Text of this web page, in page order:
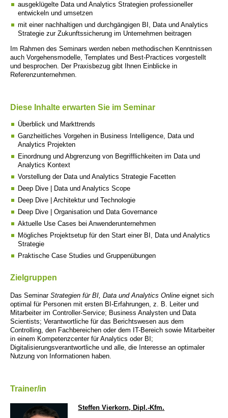
ausgeklügelte Data und Analytics Strategien professioneller
entwickeln und umsetzen
mit einer nachhaltigen und durchgängigen BI, Data und Analytics
Strategie zur Zukunftssicherung im Unternehmen beitragen
Im Rahmen des Seminars werden neben methodischen Kenntnissen
auch Vorgehensmodelle, Templates und Best-Practices vorgestellt
und besprochen. Der Praxisbezug gibt Ihnen Einblicke in
Referenzunternehmen.
Diese Inhalte erwarten Sie im Seminar
Überblick und Markttrends
Ganzheitliches Vorgehen in Business Intelligence, Data und
Analytics Projekten
Einordnung und Abgrenzung von Begrifflichkeiten im Data und
Analytics Kontext
Vorstellung der Data und Analytics Strategie Facetten
Deep Dive | Data und Analytics Scope
Deep Dive | Architektur und Technologie
Deep Dive | Organisation und Data Governance
Aktuelle Use Cases bei Anwenderunternehmen
Mögliches Projektsetup für den Start einer BI, Data und Analytics
Strategie
Praktische Case Studies und Gruppenübungen
Zielgruppen
Das Seminar Strategien für BI, Data und Analytics Online eignet sich
optimal für Personen mit ersten BI-Erfahrungen, z. B. Leiter und
Mitarbeiter im Controller-Service; Business Analysten und Data
Scientists; Verantwortliche für das Berichtswesen aus dem
Controlling, den Fachbereichen oder dem IT-Bereich sowie Mitarbeiter
in einem Kompetenzcenter für Analytics oder BI;
Digitalisierungsverantwortliche und alle, die Interesse an optimaler
Nutzung von Informationen haben.
Trainer/in
Steffen Vierkorn, Dipl.-Kfm.